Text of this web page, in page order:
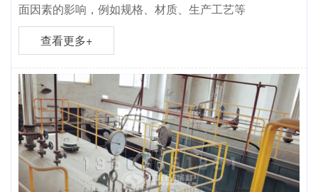
面因素的影响，例如规格、材质、生产工艺等
查看更多+